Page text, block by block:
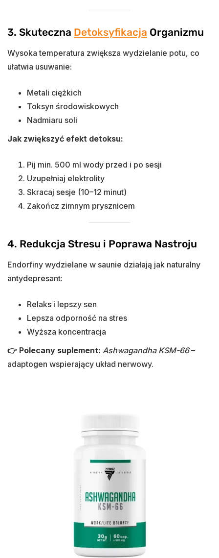
3. Skuteczna Detoksyfikacja Organizmu
Wysoka temperatura zwiększa wydzielanie potu, co
ułatwia usuwanie:
Metali ciężkich
Toksyn środowiskowych
Nadmiaru soli
Jak zwiększyć efekt detoksu:
Pij min. 500 ml wody przed i po sesji
Uzupełniaj elektrolity
Skracaj sesje (10–12 minut)
Zakończ zimnym prysznicem
4. Redukcja Stresu i Poprawa Nastroju
Endorfiny wydzielane w saunie działają jak naturalny
antydepresant:
Relaks i lepszy sen
Lepsza odporność na stres
Wyższa koncentracja
👉 Polecany suplement: Ashwagandha KSM-66–
adaptogen wspierający układ nerwowy.